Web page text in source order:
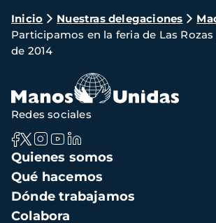
Ruta
de
navegación
Inicio Nuestras delegaciones
Participamos en la feria de Las
de 2014
Navegación
principal
Quienes somos
Qué hacemos
Dónde trabajamos
Colabora
Redes sociales